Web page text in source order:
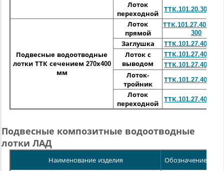
Лоток
переходной
Подвесные водоотводные
лотки ТТК сечением 270х400
мм
Лоток
прямой
300
Заглушка
Лоток с
выводом
Лоток-
тройник
Лоток
переходной
Подвесные композитные водоотводные
лотки ЛАД
Наименование изделия Обозначение